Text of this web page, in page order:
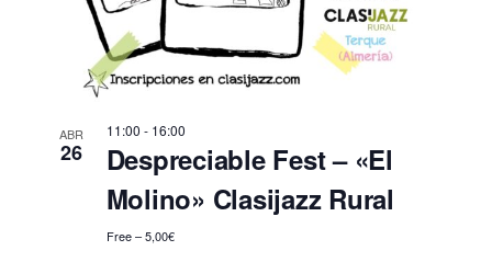
ABR
26
11:00 - 16:00
Despreciable Fest – «El
Molino» Clasijazz Rural
Free – 5,00€